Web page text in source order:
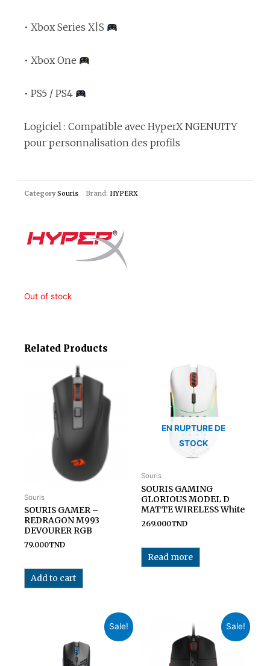
• Xbox Series X|S
• Xbox One
• PS5 / PS4
Logiciel : Compatible avec HyperX NGENUITY
pour personnalisation des profils
Category Souris Brand: HYPERX
Out of stock
Related Products
Souris
SOURIS GAMER –
REDRAGON M993
DEVOURER RGB
79.000TND
Add to cart
EN RUPTURE DE
STOCK
Souris
SOURIS GAMING
GLORIOUS MODEL D
MATTE WIRELESS White
269.000TND
Read more
Sale! Sale!